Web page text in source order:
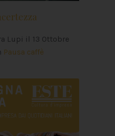
Lupi il 13 Ottobre
Pausa caffè